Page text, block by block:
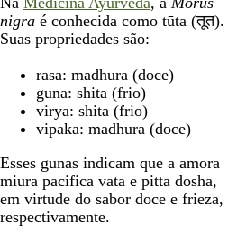
nigra é conhecida como tūta (तूत).
Suas propriedades são:
rasa: madhura (doce)
guna: shita (frio)
virya: shita (frio)
vipaka: madhura (doce)
Esses gunas indicam que a amora
miura pacifica vata e pitta dosha,
em virtude do sabor doce e frieza,
respectivamente.